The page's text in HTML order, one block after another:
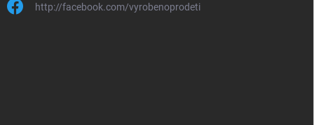
http://facebook.com/vyrobenoprodeti